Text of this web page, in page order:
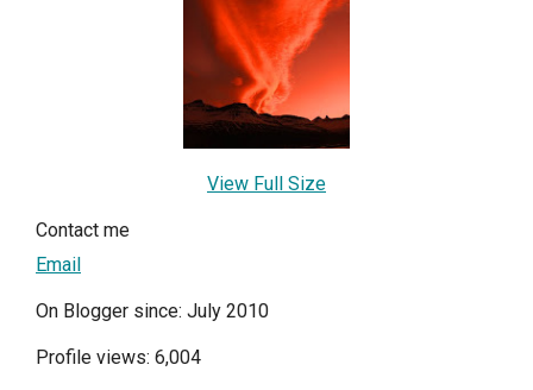
View Full Size
Contact me
Email
On Blogger since: July 2010
Profile views: 6,004